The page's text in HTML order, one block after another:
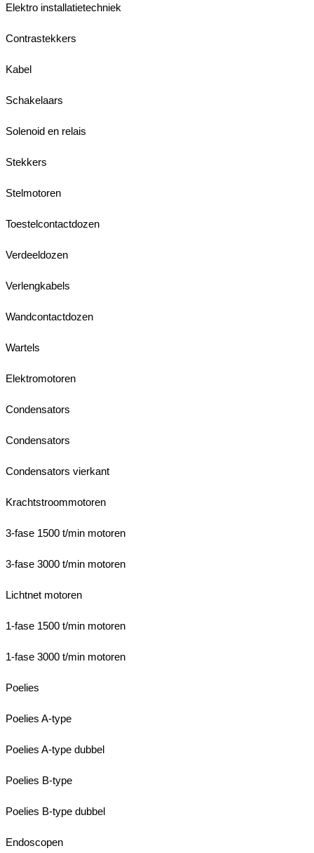
Elektro installatietechniek
Contrastekkers
Kabel
Schakelaars
Solenoid en relais
Stekkers
Stelmotoren
Toestelcontactdozen
Verdeeldozen
Verlengkabels
Wandcontactdozen
Wartels
Elektromotoren
Condensators
Condensators
Condensators vierkant
Krachtstroommotoren
3-fase 1500 t/min motoren
3-fase 3000 t/min motoren
Lichtnet motoren
1-fase 1500 t/min motoren
1-fase 3000 t/min motoren
Poelies
Poelies A-type
Poelies A-type dubbel
Poelies B-type
Poelies B-type dubbel
Endoscopen